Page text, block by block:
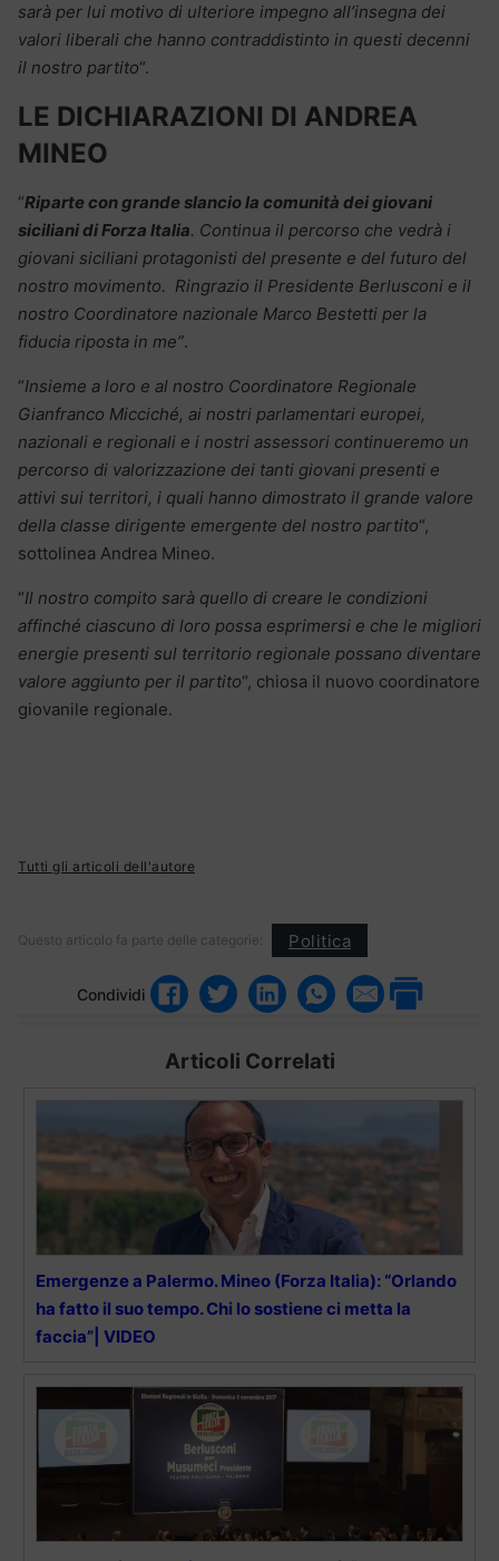
sarà per lui motivo di ulteriore impegno all’insegna dei
valori liberali che hanno contraddistinto in questi decenni
il nostro partito“.
LE DICHIARAZIONI DI ANDREA
MINEO
“Riparte con grande slancio la comunità dei giovani
siciliani di Forza Italia. Continua il percorso che vedrà i
giovani siciliani protagonisti del presente e del futuro del
nostro movimento. Ringrazio il Presidente Berlusconi e il
nostro Coordinatore nazionale Marco Bestetti per la
fiducia riposta in me”.
“Insieme a loro e al nostro Coordinatore Regionale
Gianfranco Micciché, ai nostri parlamentari europei,
nazionali e regionali e i nostri assessori continueremo un
percorso di valorizzazione dei tanti giovani presenti e
attivi sui territori, i quali hanno dimostrato il grande valore
della classe dirigente emergente del nostro partito“,
sottolinea Andrea Mineo.
“Il nostro compito sarà quello di creare le condizioni
affinché ciascuno di loro possa esprimersi e che le migliori
energie presenti sul territorio regionale possano diventare
valore aggiunto per il partito“, chiosa il nuovo coordinatore
giovanile regionale.
Tutti gli articoli dell'autore
Questo articolo fa parte delle categorie: Politica
Condividi
Articoli Correlati
Emergenze a Palermo. Mineo (Forza Italia): “Orlando
ha fatto il suo tempo. Chi lo sostiene ci metta la
faccia”| VIDEO